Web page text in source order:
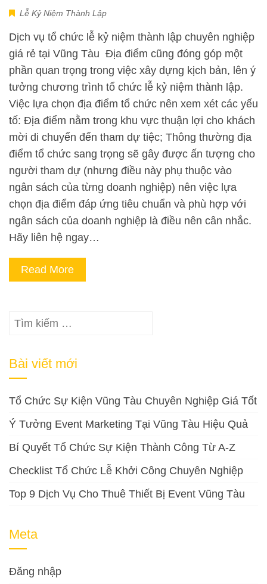
Lễ Kỷ Niệm Thành Lập
Dịch vụ tổ chức lễ kỷ niệm thành lập chuyên nghiệp
giá rẻ tại Vũng Tàu Địa điểm cũng đóng góp một
phần quan trọng trong việc xây dựng kịch bản, lên ý
tưởng chương trình tổ chức lễ kỷ niệm thành lập.
Việc lựa chọn địa điểm tổ chức nên xem xét các yếu
tố: Địa điểm nằm trong khu vực thuận lợi cho khách
mời di chuyển đến tham dự tiệc; Thông thường địa
điểm tổ chức sang trọng sẽ gây được ấn tượng cho
người tham dự (nhưng điều này phụ thuộc vào
ngân sách của từng doanh nghiệp) nên việc lựa
chọn địa điểm đáp ứng tiêu chuẩn và phù hợp với
ngân sách của doanh nghiệp là điều nên cân nhắc.
Hãy liên hệ ngay…
Read More
Tìm
Bài viết mới
Tổ Chức Sự Kiện Vũng Tàu Chuyên Nghiệp Giá Tốt
Ý Tưởng Event Marketing Tại Vũng Tàu Hiệu Quả
Bí Quyết Tổ Chức Sự Kiện Thành Công Từ A-Z
Checklist Tổ Chức Lễ Khởi Công Chuyên Nghiệp
Top 9 Dịch Vụ Cho Thuê Thiết Bị Event Vũng Tàu
Meta
Đăng nhập